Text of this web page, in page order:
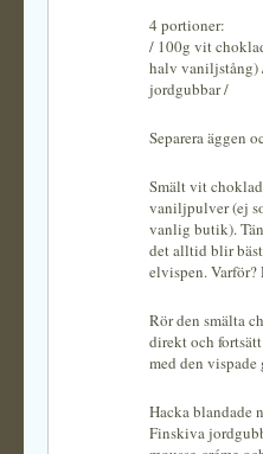
4 portioner:
/ 100g vit
halv vaniljstång)
jordgubbar /
Separera äggen
Smält vit
vaniljpulver (ej
vanlig butik).
det alltid blir bäst
elvispen. Varför?
Rör den smälta
direkt och
med den
Hacka blandade
Finskiva